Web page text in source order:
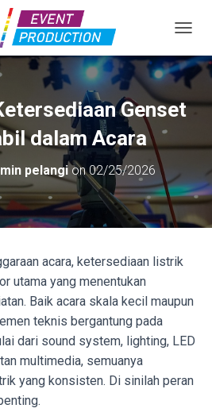
Genset
dalam Acara
pelangi on02/25/2026
acara, ketersediaan listrik
utama yang menentukan
Baik acara skala kecil maupun
teknis bergantung pada
dari sound system, lighting, LED
multimedia, semuanya
yang konsisten. Di sinilah peran